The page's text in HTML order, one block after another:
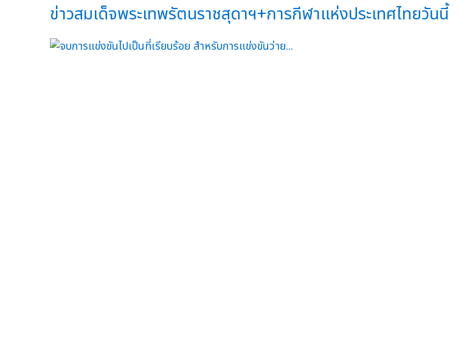
ข่าวสมเด็จพระเทพรัตนราชสุดาฯ+การกีฬาแห่งประเทศไทยวันนี้